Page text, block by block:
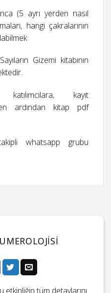
(5 ayrı yerden nasıl
hangi çakralarının
Gizemi kitabının
kayıt
ardından kitap pdf
whatsapp grubu
etkinliğin tüm detaylarını